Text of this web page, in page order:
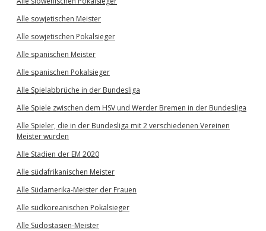
Alle sowjetischen Meister
Alle sowjetischen Pokalsieger
Alle spanischen Meister
Alle spanischen Pokalsieger
Alle Spielabbrüche in der Bundesliga
Alle Spiele zwischen dem HSV und Werder Bremen in der Bundesliga
Alle Spieler, die in der Bundesliga mit 2 verschiedenen Vereinen
Meister wurden
Alle Stadien der EM 2020
Alle südafrikanischen Meister
Alle Südamerika-Meister der Frauen
Alle südkoreanischen Pokalsieger
Alle Südostasien-Meister